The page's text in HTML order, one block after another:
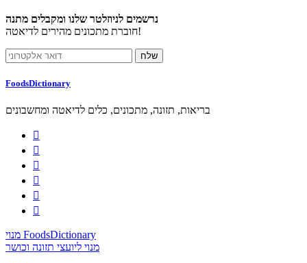
נרשמים לניוזלטר שלנו ומקבלים מתנה
חוברת מתכונים מהירים לדיאטה!
FoodsDictionary
בריאות, תזונה, מתכונים, כלים לדיאטה ומחשבונים






מנוי FoodsDictionary
מנוי ליועצי תזונה וכושר